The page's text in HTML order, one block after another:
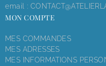
email :
MON COMPTE
MES COMMANDES
MES ADRESSES
MES INFORMATIONS